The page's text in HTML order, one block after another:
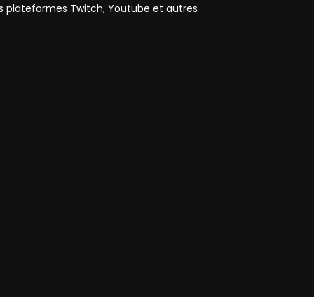
plateformes Twitch, Youtube et autres